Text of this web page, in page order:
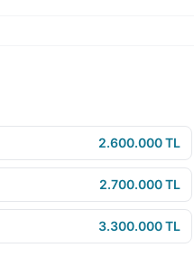
2.600.000 TL
2.700.000 TL
3.300.000 TL